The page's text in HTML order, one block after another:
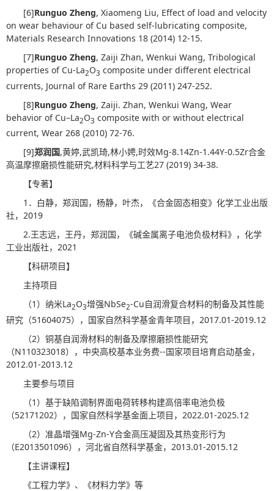
[6]Runguo Zheng, Xiaomeng Liu, Effect of load and velocity
on wear behaviour of Cu based self-lubricating composite,
Materials Research Innovations 18 (2014) 12-15.
[7]Runguo Zheng, Zaiji Zhan, Wenkui Wang, Tribological
properties of Cu-La2O3 composite under different electrical
currents, Journal of Rare Earths 29 (2011) 247-252.
[8]Runguo Zheng, Zaiji. Zhan, Wenkui Wang, Wear
behavior of Cu–La2O3 composite with or without electrical
current, Wear 268 (2010) 72-76.
[9]郑润国,黄婷,武凯琦,林小娉,时效Mg-8.14Zn-1.44Y-0.5Zr合金
高温摩擦磨损性能研究,材料科学与工艺27 (2019) 34-38.
【专著】
1．白静，郑润国，杨静，叶杰，《合金固态相变》化学工业出版
社，2019
2.王志远，王丹，郑润国，《碱金属离子电池负极材料》，化学
工业出版社，2021
【科研项目】
主持项目
（1）纳米La2O3增强NbSe2-Cu自润滑复合材料的制备及其性能
研究（51604075），国家自然科学基金青年项目，2017.01-2019.12
（2）铜基自润滑材料的制备及摩擦磨损性能研究
（N110323018），中央高校基本业务费--国家项目培育启动基金，
2012.01-2013.12
主要参与项目
（1）基于缺陷调制界面电荷转移构建高倍率电池负极
（52171202），国家自然科学基金面上项目，2022.01-2025.12
（2）准晶增强Mg-Zn-Y合金高压凝固及其热变形行为
（E2013501096），河北省自然科学基金，2013.01-2015.12
【主讲课程】
《工程力学》、《材料力学》等